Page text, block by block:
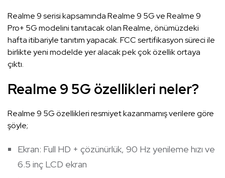
Realme 9 serisi kapsamında Realme 9 5G ve Realme 9
Pro+ 5G modelini tanıtacak olan Realme, önümüzdeki
hafta itibariyle tanıtım yapacak. FCC sertifikasyon süreci ile
birlikte yeni modelde yer alacak pek çok özellik ortaya
çıktı.
Realme 9 5G özellikleri neler?
Realme 9 5G özellikleri resmiyet kazanmamış verilere göre
şöyle;
Ekran: Full HD + çözünürlük, 90 Hz yenileme hızı ve
6.5 inç LCD ekran